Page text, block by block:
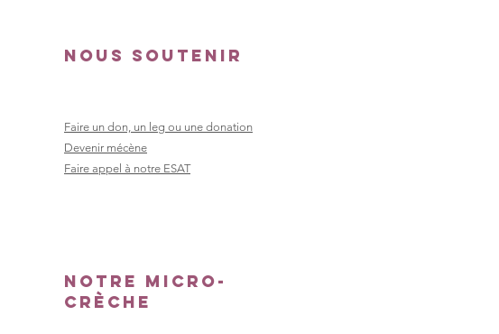
d'entreprise
Nous soutenir
Faire un don, un leg ou une donation
Devenir mécène
Faire appel à notre ESAT
notre micro-
crèche